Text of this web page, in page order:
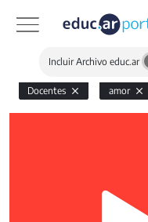
Incluir Archivo educ.ar
Docentes amor